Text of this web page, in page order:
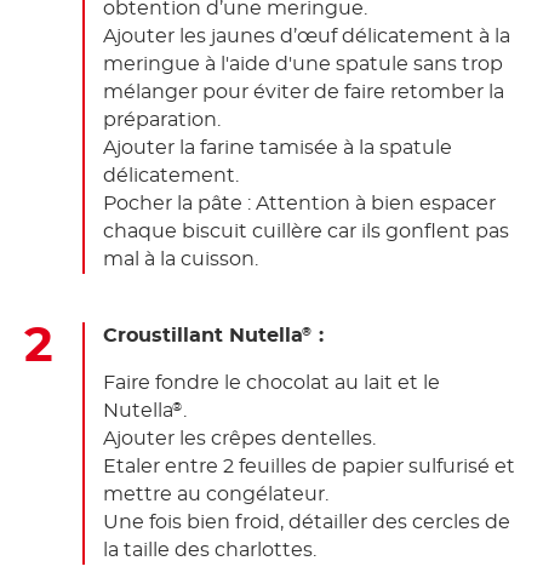
obtention d’une meringue.
Ajouter les jaunes d’œuf délicatement à la
meringue à l'aide d'une spatule sans trop
mélanger pour éviter de faire retomber la
préparation.
Ajouter la farine tamisée à la spatule
délicatement.
Pocher la pâte : Attention à bien espacer
chaque biscuit cuillère car ils gonflent pas
mal à la cuisson.
Croustillant Nutella® :
Faire fondre le chocolat au lait et le
Nutella®
Ajouter les crêpes dentelles.
Etaler entre 2 feuilles de papier sulfurisé et
mettre au congélateur.
Une fois bien froid, détailler des cercles de
la taille des charlottes.